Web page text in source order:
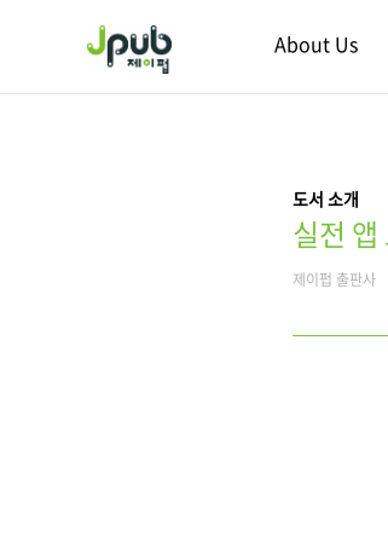
About Us
도서 소개
실전
제이펍 출판사